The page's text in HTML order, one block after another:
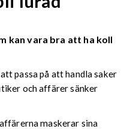
kan vara bra att ha koll
passa på att handla saker
och affärer sänker
maskerar sina